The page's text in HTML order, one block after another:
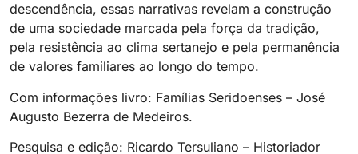
descendência, essas narrativas revelam a construção
de uma sociedade marcada pela força da tradição,
pela resistência ao clima sertanejo e pela permanência
de valores familiares ao longo do tempo.
Com informações livro: Famílias Seridoenses – José
Augusto Bezerra de Medeiros.
Pesquisa e edição: Ricardo Tersuliano – Historiador